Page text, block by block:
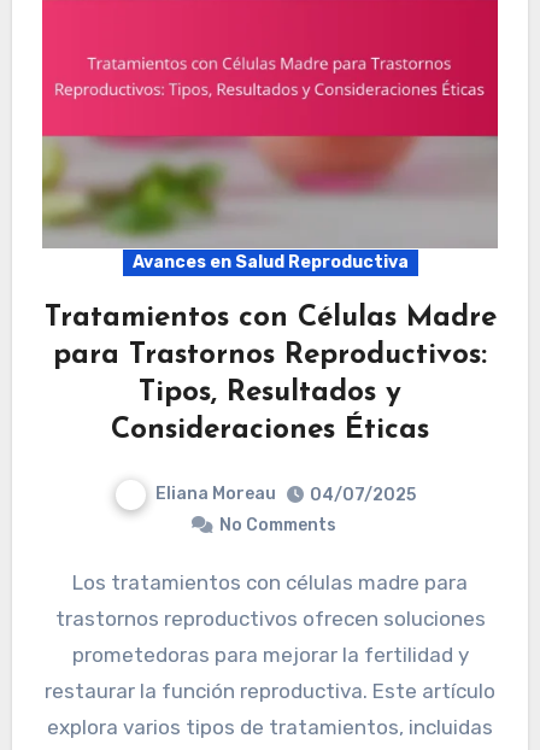
Avances en Salud Reproductiva
Tratamientos con Células Madre
para Trastornos Reproductivos:
Tipos, Resultados y
Consideraciones Éticas
Eliana Moreau
04/07/2025
No Comments
Los tratamientos con células madre para
trastornos reproductivos ofrecen soluciones
prometedoras para mejorar la fertilidad y
restaurar la función reproductiva. Este artículo
explora varios tipos de tratamientos, incluidas